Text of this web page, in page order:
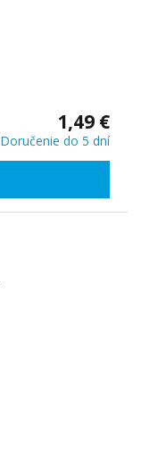
1,49 €
Doručenie do 5 dní